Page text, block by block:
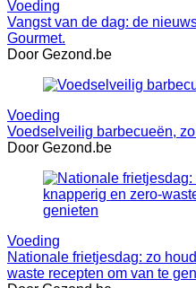
Voeding
Vangst van de dag: de
Gourmet.
Door Gezond.be
Voeding
Voedselveilig barbecueën,
Door Gezond.be
Voeding
Nationale frietjesdag: zo
waste recepten om van te